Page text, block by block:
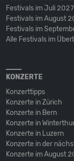
Festivals im Juli 2027
Festivals im August
Festivals im
Alle Festivals im
KONZERTE
Konzerttipps
Konzerte in Zürich
Konzerte in Bern
Konzerte in
Konzerte in Luzern
Konzerte in der
Konzerte im August